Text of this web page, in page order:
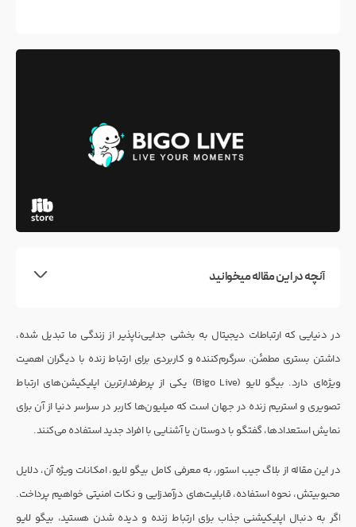
آنچه در این مقاله میخوانید
در دنیایی که ارتباطات دیجیتال به بخشی جدایی‌ناپذیر از زندگی ما تبدیل شده،
داشتن بستری مطمئن، سرگرم‌کننده و کاربردی برای ارتباط زنده با دیگران اهمیت
ویژه‌ای دارد. بیگو لایو (Bigo Live) یکی از پرطرفدارترین اپلیکیشن‌های ارتباط
تصویری و استریم زنده در جهان است که میلیون‌ها کاربر در سراسر دنیا از آن برای
نمایش استعدادها، گفتگو با دوستان یا آشنایی با افراد جدید استفاده می‌کنند.
در این مقاله از بلاگ جیب استور، به معرفی کامل بیگو لایو، امکانات ویژه آن، دلایل
محبوبیتش، نحوه استفاده، قابلیت‌های درآمدزایی و نکات امنیتی خواهیم پرداخت.
اگر به دنبال اپلیکیشنی جذاب برای ارتباط زنده و دیده شدن هستید، بیگو لایو